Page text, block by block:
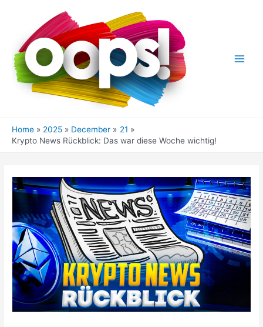
Home 2025 December
21
Krypto News Rückblick: Das war diese Woche wichtig!